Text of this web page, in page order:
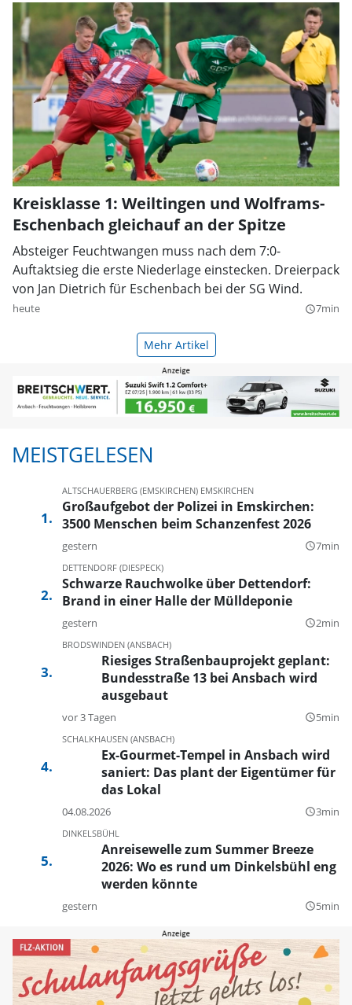
Kreisklasse 1: Weiltingen und Wolframs-
Eschenbach gleichauf an der Spitze
Absteiger Feuchtwangen muss nach dem 7:0-
Auftaktsieg die erste Niederlage einstecken. Dreierpack
von Jan Dietrich für Eschenbach bei der SG Wind.
heute query_builder7min
Mehr Artikel
MEISTGELESEN
ALTSCHAUERBERG (EMSKIRCHEN) EMSKIRCHEN
Großaufgebot der Polizei in Emskirchen:
3500 Menschen beim Schanzenfest 2026
gestern query_builder7min
DETTENDORF (DIESPECK)
Schwarze Rauchwolke über Dettendorf:
Brand in einer Halle der Mülldeponie
gestern query_builder2min
BRODSWINDEN (ANSBACH)
Riesiges Straßenbauprojekt geplant:
Bundesstraße 13 bei Ansbach wird
ausgebaut
vor 3 Tagen query_builder5min
SCHALKHAUSEN (ANSBACH)
Ex-Gourmet-Tempel in Ansbach wird
saniert: Das plant der Eigentümer für
das Lokal
04.08.2026 query_builder3min
DINKELSBÜHL
Anreisewelle zum Summer Breeze
2026: Wo es rund um Dinkelsbühl eng
werden könnte
gestern query_builder5min